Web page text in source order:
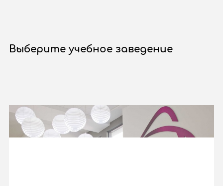
Выберите учебное заведение